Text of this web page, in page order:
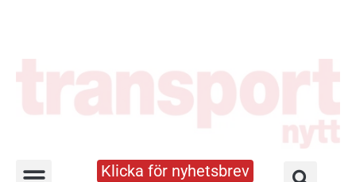
Klicka för nyhetsbrev